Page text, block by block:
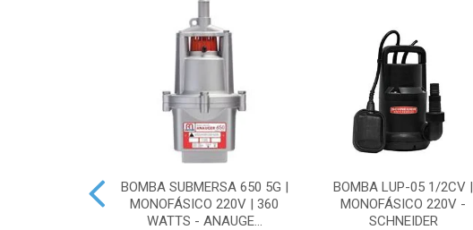
BOMBA SUBMERSA 650 5G |
MONOFÁSICO 220V | 360
WATTS - ANAUGE...
BOMBA LUP-05 1/2CV |
MONOFÁSICO 220V -
SCHNEIDER